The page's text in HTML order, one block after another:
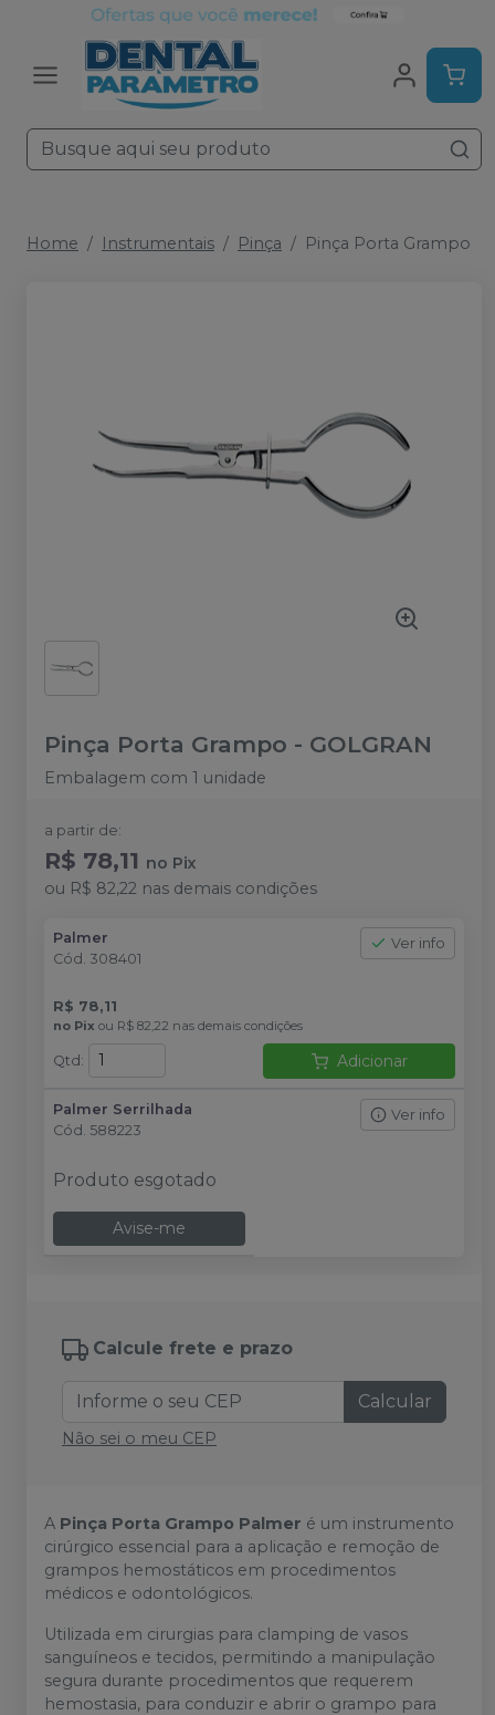
Home Instrumentais Pinça Pinça Porta Grampo
Pinça Porta Grampo - GOLGRAN
Embalagem com 1 unidade
a partir de:
R$ 78,11 no Pix
ou R$ 82,22 nas demais condições
Palmer
Cód. 308401
Ver info
R$ 78,11
no Pix ou R$ 82,22 nas demais condições
Qtd : Adicionar
Palmer Serrilhada
Cód. 588223
Ver info
Produto esgotado
Avise-me
Calcule frete e prazo
Calcular
Não sei o meu CEP
A Pinça Porta Grampo Palmer é um instrumento
cirúrgico essencial para a aplicação e remoção de
grampos hemostáticos em procedimentos
médicos e odontológicos.
Utilizada em cirurgias para clamping de vasos
sanguíneos e tecidos, permitindo a manipulação
segura durante procedimentos que requerem
hemostasia, para conduzir e abrir o grampo para